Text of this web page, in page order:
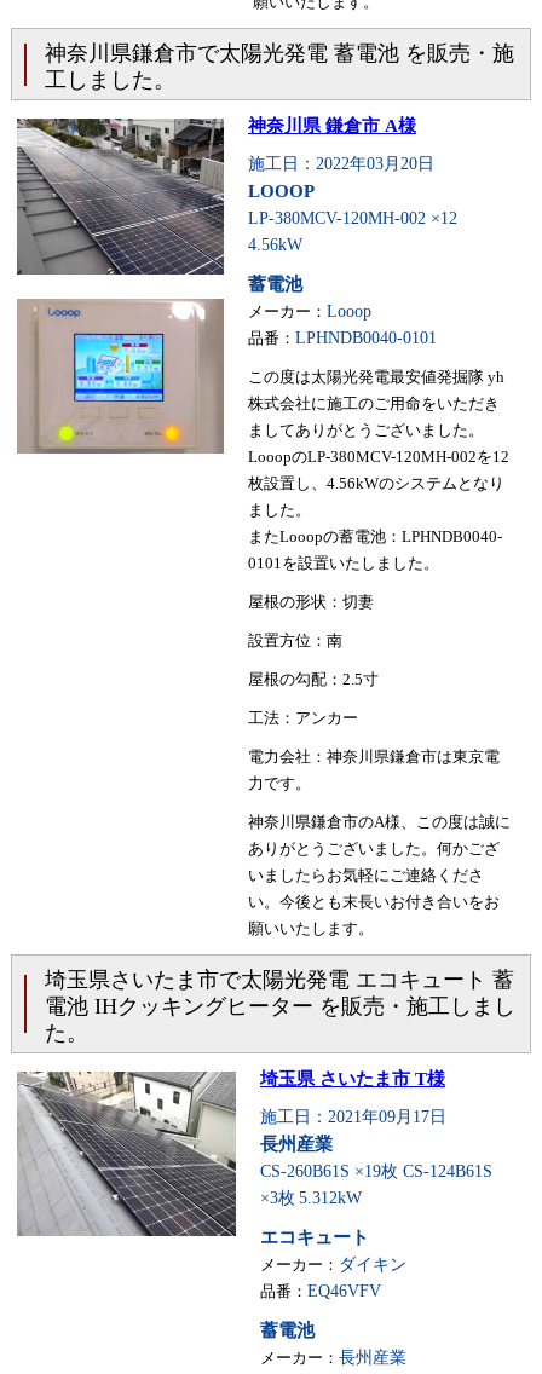
神奈川県鎌倉市で太陽光発電 蓄電池 を販売・施
工しました。
神奈川県 鎌倉市 A様
施工日：2022年03月20日
LOOOP
LP-380MCV-120MH-002 ×12
4.56kW
蓄電池
メーカー： Looop
品番： LPHNDB0040-0101
この度は太陽光発電最安値発掘隊 yh
株式会社に施工のご用命をいただき
ましてありがとうございました。
LooopのLP-380MCV-120MH-002を12
枚設置し、4.56kWのシステムとなり
ました。
またLooopの蓄電池：LPHNDB0040-
0101を設置いたしました。
屋根の形状：切妻
設置方位：南
屋根の勾配：2.5寸
工法：アンカー
電力会社：神奈川県鎌倉市は東京電
力です。
神奈川県鎌倉市のA様、この度は誠に
ありがとうございました。何かござ
いましたらお気軽にご連絡くださ
い。今後とも末長いお付き合いをお
願いいたします。
埼玉県さいたま市で太陽光発電 エコキュート 蓄
電池 IHクッキングヒーター を販売・施工しまし
た。
埼玉県 さいたま市 T様
施工日：2021年09月17日
長州産業
CS-260B61S ×19枚 CS-124B61S
×3枚 5.312kW
エコキュート
メーカー： ダイキン
品番： EQ46VFV
蓄電池
メーカー： 長州産業